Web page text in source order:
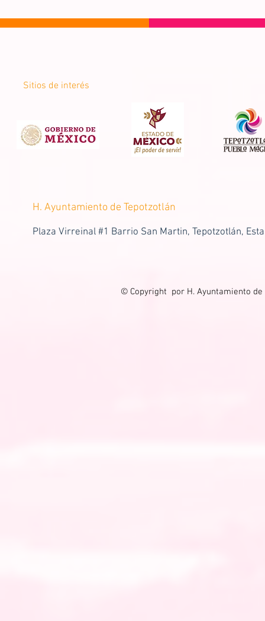
Sitios de interés
H. Ayuntamiento de Tepotzotlán
Plaza Virreinal #1 Barrio San Martin, Tepotzotlán,
© Copyright por H. Ayuntamiento de